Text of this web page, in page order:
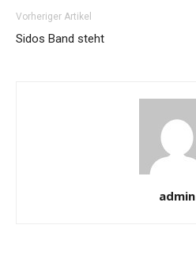
Vorheriger Artikel
Sidos Band steht
admin